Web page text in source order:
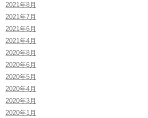
2021年8月
2021年7月
2021年6月
2021年4月
2020年8月
2020年6月
2020年5月
2020年4月
2020年3月
2020年1月